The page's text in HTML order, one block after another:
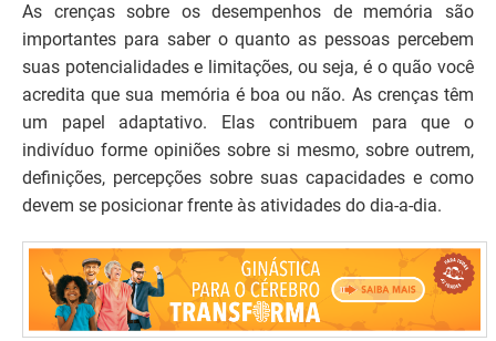
As crenças sobre os desempenhos de memória são
importantes para saber o quanto as pessoas percebem
suas potencialidades e limitações, ou seja, é o quão você
acredita que sua memória é boa ou não. As crenças têm
um papel adaptativo. Elas contribuem para que o
indivíduo forme opiniões sobre si mesmo, sobre outrem,
definições, percepções sobre suas capacidades e como
devem se posicionar frente às atividades do dia-a-dia.